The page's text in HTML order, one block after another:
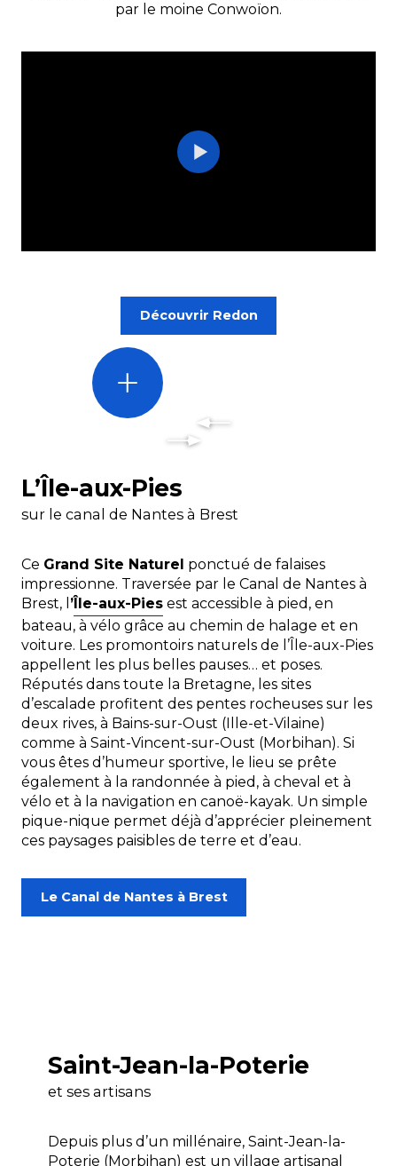
par le moine Conwoïon.
Découvrir Redon
L’Île-aux-Pies
sur le canal de Nantes à Brest
Ce Grand Site Naturel ponctué de falaises
impressionne. Traversée par le Canal de Nantes à
Brest, l ’Île-aux-Pies est accessible à pied, en
bateau, à vélo grâce au chemin de halage et en
voiture. Les promontoirs naturels de l’Île-aux-Pies
appellent les plus belles pauses… et poses.
Réputés dans toute la Bretagne, les sites
d’escalade profitent des pentes rocheuses sur les
deux rives, à Bains-sur-Oust (Ille-et-Vilaine)
comme à Saint-Vincent-sur-Oust (Morbihan). Si
vous êtes d’humeur sportive, le lieu se prête
également à la randonnée à pied, à cheval et à
vélo et à la navigation en canoë-kayak. Un simple
pique-nique permet déjà d’apprécier pleinement
ces paysages paisibles de terre et d’eau.
Le Canal de Nantes à Brest
Saint-Jean-la-Poterie
et ses artisans
Depuis plus d’un millénaire, Saint-Jean-la-
Poterie (Morbihan) est un village artisanal